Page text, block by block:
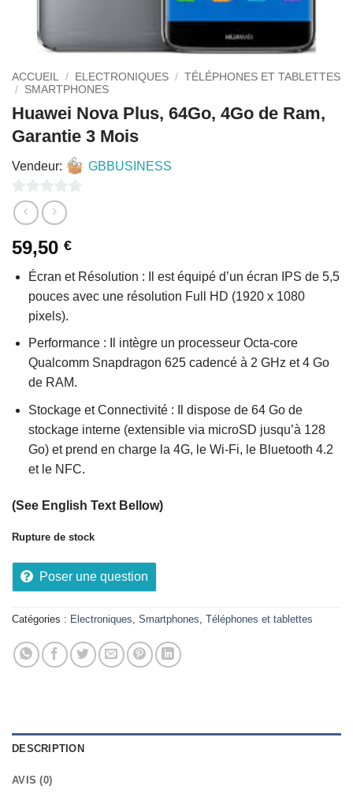
ACCUEIL / ELECTRONIQUES / TÉLÉPHONES ET TABLETTES
/ SMARTPHONES
Huawei Nova Plus, 64Go, 4Go de Ram,
Garantie 3 Mois
Vendeur: GBBUSINESS
0
sur
5
59,50 €
Écran et Résolution : Il est équipé d’un écran IPS de 5,5
pouces avec une résolution Full HD (1920 x 1080
pixels).
Performance : Il intègre un processeur Octa-core
Qualcomm Snapdragon 625 cadencé à 2 GHz et 4 Go
de RAM.
Stockage et Connectivité : Il dispose de 64 Go de
stockage interne (extensible via microSD jusqu’à 128
Go) et prend en charge la 4G, le Wi-Fi, le Bluetooth 4.2
et le NFC.
(See English Text Bellow)
Rupture de stock
Poser une question
Catégories : Electroniques, Smartphones, Téléphones et tablettes
DESCRIPTION
AVIS (0)